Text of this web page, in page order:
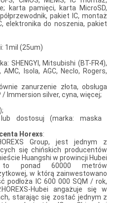
karta pamięci, karta MicroSD,
pakiet IC, montaż
elektronika do noszenia, pakiet
1mil (25um)
SHENGYI, Mitsubishi (BT-FR4),
Isola, AGC, Neclo, Rogers,
zanurzenie złota, obsługa
Immersion silver, cyna, więcej;
dostosuj (marka: maska
Horexs:
Group, jest jednym z
się chińskich producentów
Huangshi w prowincji Hubei
to ponad 60000 metrów
w którą zainwestowano
podłoża IC 600 000 SQM / rok,
Hubei angażuje się w
starając się zostać jednym z